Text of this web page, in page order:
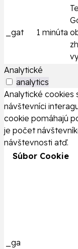
_gat 1 minúta
Analytické
analytics
Analytické cookies
návštevníci
cookie pomáhajú
je počet
návštevnosti atď.
Súbor Cookie
_ga